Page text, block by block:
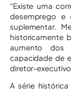
“Existe uma
desemprego e
suplementar.
historicamente
aumento dos
capacidade de
diretor-
A série